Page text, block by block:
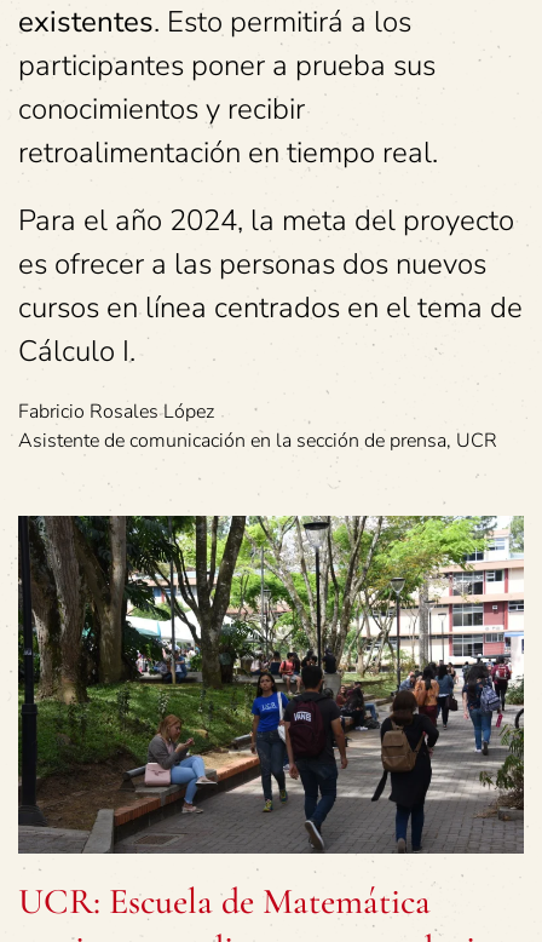
existentes. Esto permitirá a los
participantes poner a prueba sus
conocimientos y recibir
retroalimentación en tiempo real.
Para el año 2024, la meta del proyecto
es ofrecer a las personas dos nuevos
cursos en línea centrados en el tema de
Cálculo I.
Fabricio Rosales López
Asistente de comunicación en la sección de prensa, UCR
UCR: Escuela de Matemática